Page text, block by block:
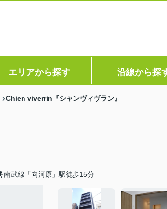
エリアから探す 沿線から探
Chien viverrin『シャンヴィヴラン』
南武線「向河原」駅徒歩15分